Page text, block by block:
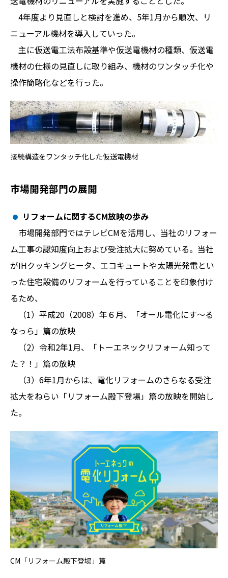
4年度より見直しと検討を進め、5年1月から順次、リ
ニューアル機材を導入していった。
主に仮送電工法布設基準や仮送電機材の種類、仮送電
機材の仕様の見直しに取り組み、機材のワンタッチ化や
操作簡略化などを行った。
接続構造をワンタッチ化した仮送電機材
市場開発部門の展開
リフォームに関するCM放映の歩み
市場開発部門ではテレビCMを活用し、当社のリフォー
ム工事の認知度向上および受注拡大に努めている。当社
がIHクッキングヒータ、エコキュートや太陽光発電とい
った住宅設備のリフォームを行っていることを印象付け
るため、
（1）平成20（2008）年６月、「オール電化にす～る
なっら」篇の放映
（2）令和2年1月、「トーエネックリフォーム知って
た？！」篇の放映
（3）6年1月からは、電化リフォームのさらなる受注
拡大をねらい「リフォーム殿下登場」篇の放映を開始し
た。
CM「リフォーム殿下登場」篇